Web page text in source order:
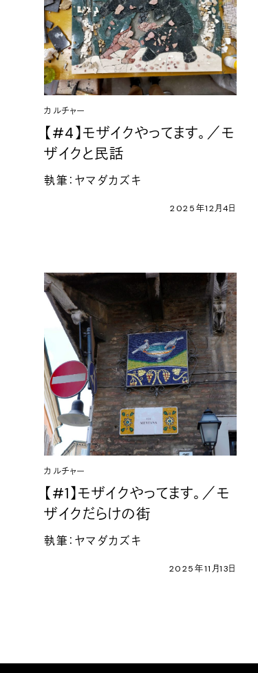
カルチャー
【#4】モザイクやってます。／モ
ザイクと民話
執筆：ヤマダカズキ
2025年12月4日
カルチャー
【#1】モザイクやってます。／モ
ザイクだらけの街
執筆：ヤマダカズキ
2025年11月13日